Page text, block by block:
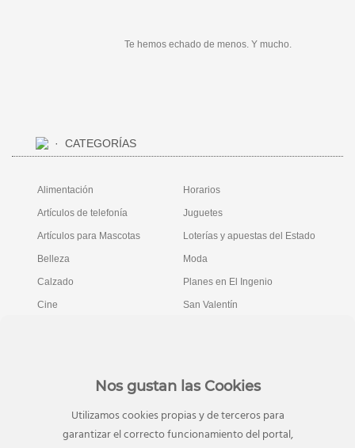
Te hemos echado de menos. Y mucho.
CATEGORÍAS
Alimentación
Artículos de telefonía
Artículos para Mascotas
Belleza
Calzado
Cine
Electrodomésticos
Horarios
Juguetes
Loterías y apuestas del Estado
Moda
Planes en El Ingenio
San Valentín
Nos gustan las Cookies
Utilizamos cookies propias y de terceros para
garantizar el correcto funcionamiento del portal,